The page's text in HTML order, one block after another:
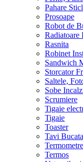
Pahare
Prosoape
Robot de
Radiatoare
Rasnita
Robinet
Sandwich
Storcator
Saltele,
Sobe
Scrumiere
Tigaie
Tigaie
Toaster
Tavi
Termometre
Termos